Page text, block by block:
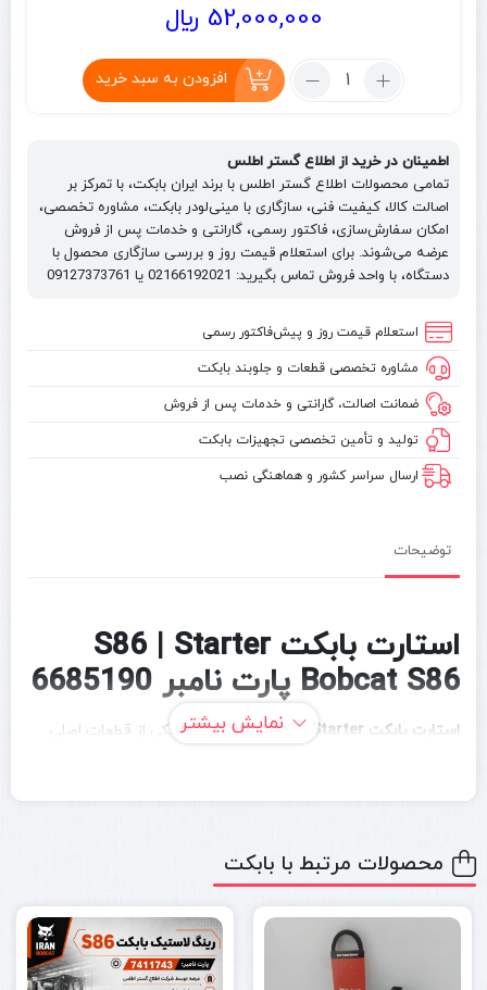
52,000,000 ﷼
تعداد:
S86
|
Starter
Bobcat
S86
پارت
6685190
افزودن به سبد خرید
اطمینان در خرید از اطلاع گستر اطلس
تمامی محصولات اطلاع گستر اطلس با برند ایران بابکت، با تمرکز بر
اصالت کالا، کیفیت فنی، سازگاری با مینی‌لودر بابکت، مشاوره تخصصی،
امکان سفارش‌سازی، فاکتور رسمی، گارانتی و خدمات پس از فروش
عرضه می‌شوند. برای استعلام قیمت روز و بررسی سازگاری محصول با
دستگاه، با واحد فروش تماس بگیرید: 02166192021 یا 09127373761
استعلام قیمت روز و پیش‌فاکتور رسمی
مشاوره تخصصی قطعات و جلوبند بابکت
ضمانت اصالت، گارانتی و خدمات پس از فروش
تولید و تأمین تخصصی تجهیزات بابکت
ارسال سراسر کشور و هماهنگی نصب
توضیحات
استارت بابکت S86 | Starter
Bobcat S86 پارت نامبر 6685190
استارت بابکت S86 / Bobcat S86 Starter
یکی از قطعات اصلی
موتور برای روشن شدن دستگاه است. در ماشین‌آلات سنگین مانند
بابکت، سلامت استارت اهمیت زیادی دارد؛ زیرا ضعف در استارت
می‌تواند باعث بد روشن شدن دستگاه، فشار به باتری، آسیب به
کابل‌ها و اختلال در شروع کار روزانه شود.
نمایش بیشتر
محصولات مرتبط با بابکت